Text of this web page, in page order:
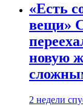
«Есть
вещи»
новую
2 недели